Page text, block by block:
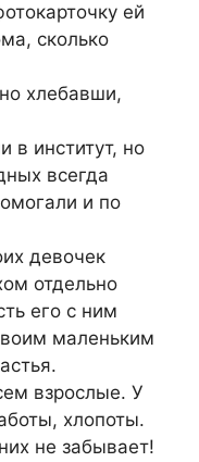
ей
сколько
хлебавши,
в институт, но
всегда
и по
девочек
отдельно
его с ним
маленьким
взрослые. У
хлопоты.
не забывает!